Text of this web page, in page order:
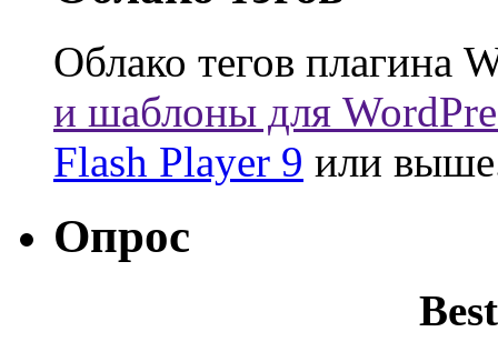
Облако тегов плагина
и шаблоны для
Flash Player 9 или
Опрос